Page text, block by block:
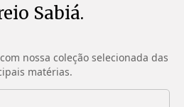
Sabiá.
nossa coleção selecionada das
matérias.